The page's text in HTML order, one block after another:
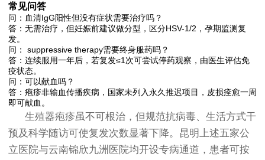
常见问答
问：血清IgG阳性但没有症状需要治疗吗？
答：无需治疗，但妊娠前建议做分型，区分HSV-1/2，孕期监测复
发。
问： suppressive therapy需要终身服药吗？
答：连续服用一年后，若复发≤1次可尝试停药观察，由医生评估免
疫状态。
问：可以献血吗？
答：疱疹非输血传播疾病，国家未列入永久推迟项目，皮损痊愈一周
即可献血。
生殖器疱疹虽不可根治，但规范抗病毒、生活方式干
预及科学随访可使复发次数显著下降。昆明上述五家公
立医院与云南锦欣九洲医院均开设专病通道，患者可按